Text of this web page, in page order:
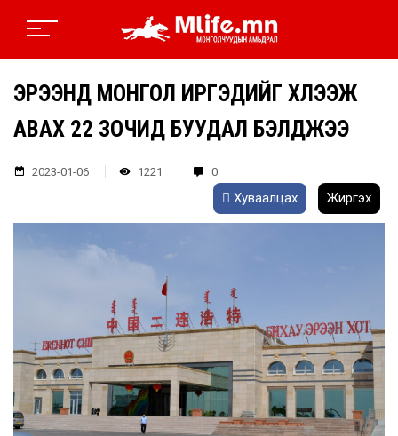
ЭРЭЭНД МОНГОЛ ИРГЭДИЙГ ХҮЛЭЭЖ
АВАХ 22 ЗОЧИД БУУДАЛ БЭЛДЖЭЭ
2023-01-06 1221 0
Хуваалцах Жиргэх